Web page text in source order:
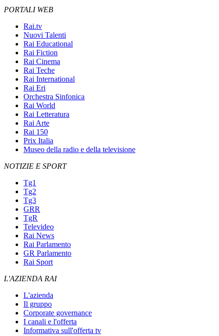
PORTALI WEB
Rai.tv
Nuovi Talenti
Rai Educational
Rai Fiction
Rai Cinema
Rai Teche
Rai International
Rai Eri
Orchestra Sinfonica
Rai World
Rai Letteratura
Rai Arte
Rai 150
Prix Italia
Museo della radio e della televisione
NOTIZIE E SPORT
Tg1
Tg2
Tg3
GRR
TgR
Televideo
Rai News
Rai Parlamento
GR Parlamento
Rai Sport
L'AZIENDA RAI
L'azienda
Il gruppo
Corporate governance
I canali e l'offerta
Informativa sull'offerta tv